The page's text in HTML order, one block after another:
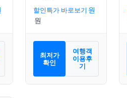
할인특가 바로보기
최저가
확인
여행객
이용후
기